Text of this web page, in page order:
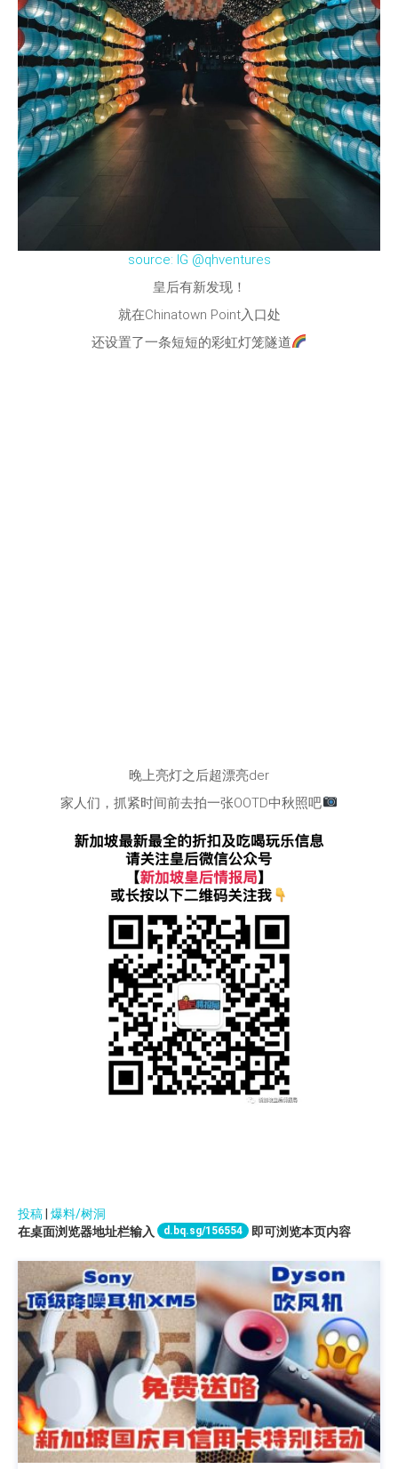
source: IG @qhventures
皇后有新发现！
就在Chinatown Point入口处
还设置了一条短短的彩虹灯笼隧道
晚上亮灯之后超漂亮der
家人们，抓紧时间前去拍一张OOTD中秋照吧
投稿 爆料/树洞
在桌面浏览器地址栏输入
d.bq.sg/156554 即可浏览本页内容